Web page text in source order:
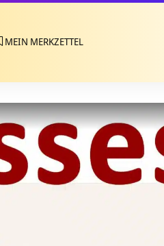
MEIN MERKZETTEL